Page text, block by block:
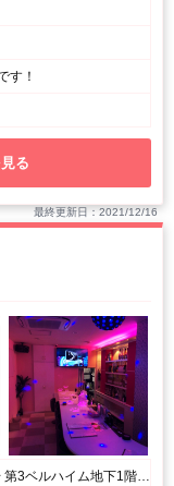
す！
る
最終更新日：2021/12/16
東京都世田谷区用賀2丁目39番17号 第3ベルハイム地下1階F1号室